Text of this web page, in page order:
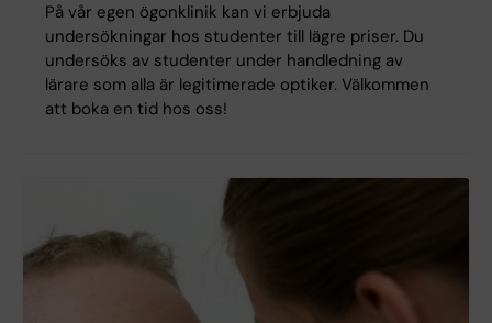
På vår egen ögonklinik kan vi erbjuda
undersökningar hos studenter till lägre priser. Du
undersöks av studenter under handledning av
lärare som alla är legitimerade optiker. Välkommen
att boka en tid hos oss!